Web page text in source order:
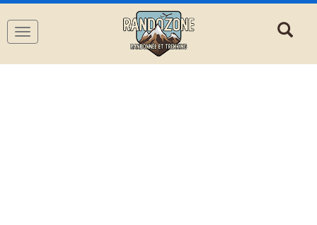
Navigation